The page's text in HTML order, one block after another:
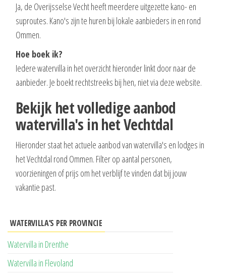
Ja, de Overijsselse Vecht heeft meerdere uitgezette kano- en
suproutes. Kano's zijn te huren bij lokale aanbieders in en rond
Ommen.
Hoe boek ik?
Iedere watervilla in het overzicht hieronder linkt door naar de
aanbieder. Je boekt rechtstreeks bij hen, niet via deze website.
Bekijk het volledige aanbod
watervilla's in het Vechtdal
Hieronder staat het actuele aanbod van watervilla's en lodges in
het Vechtdal rond Ommen. Filter op aantal personen,
voorzieningen of prijs om het verblijf te vinden dat bij jouw
vakantie past.
WATERVILLA’S PER PROVINCIE
Watervilla in Drenthe
Watervilla in Flevoland